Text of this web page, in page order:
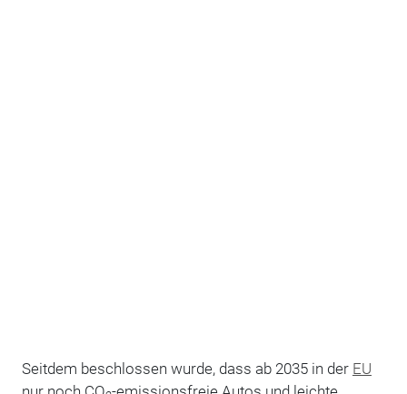
Seitdem beschlossen wurde, dass ab 2035 in der EU